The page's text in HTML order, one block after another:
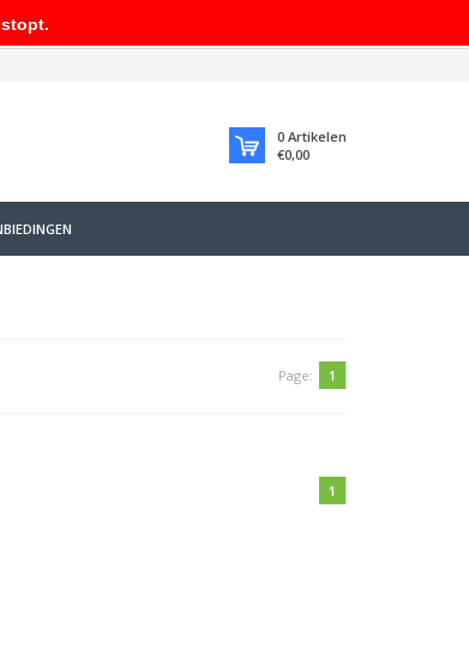
0 Artikelen
€0,00
Page: 1
1